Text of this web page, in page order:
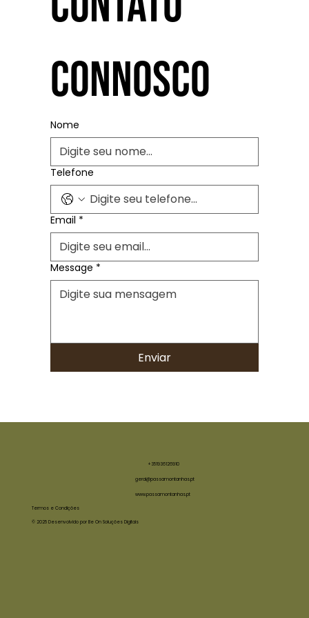
connosco
Nome
Telefone
Email *
Message *
Enviar
+351936126910
geral@passamontanhas.pt
www.passamontanhas.pt
Termos e Condições
© 2025 Desenvolvido por Be On Soluções Digitais